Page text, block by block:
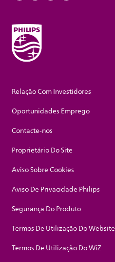
Relação Com Investidores
Oportunidades Emprego
Contacte-nos
Proprietário Do Site
Aviso Sobre Cookies
Aviso De Privacidade Philips
Segurança Do Produto
Termos De Utilização Do Website
Termos De Utilização Do WiZ